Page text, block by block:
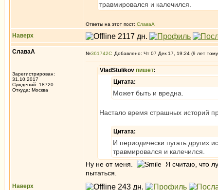
травмировался и калечился.
Ответы на этот пост: СлаваА
Наверх
СлаваА
Зарегистрирован:
31.10.2017
Суждений: 18720
Откуда: Москва
№361742 Добавлено: Чт 07 Дек 17, 19:24 (9 лет
VladStulikov пишет:
Цитата:
Может быть и вредна.
Настало время страшных историй
Цитата:
И периодически пугать других
травмировался и калечился.
Ну не от меня.
Я считаю, что
пытаться.
Наверх